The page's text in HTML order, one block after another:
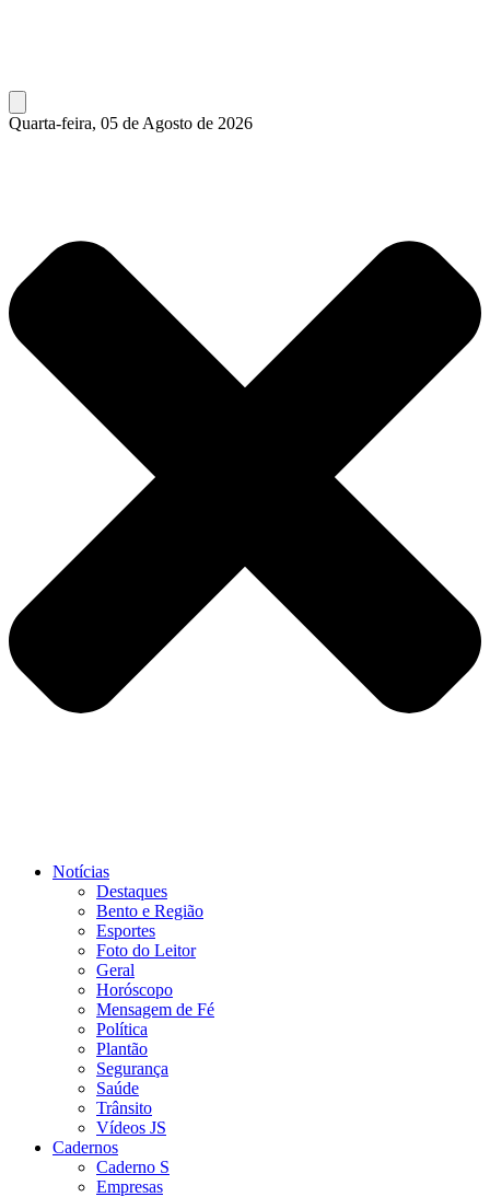
Quarta-feira, 05 de Agosto de 2026
Notícias
Destaques
Bento e Região
Esportes
Foto do Leitor
Geral
Horóscopo
Mensagem de Fé
Política
Plantão
Segurança
Saúde
Trânsito
Vídeos JS
Cadernos
Caderno S
Empresas